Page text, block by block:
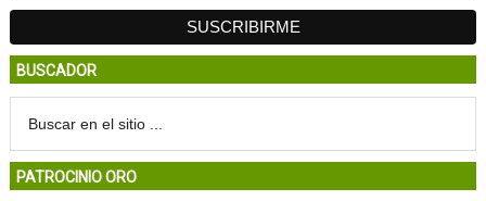
BUSCADOR
PATROCINIO ORO